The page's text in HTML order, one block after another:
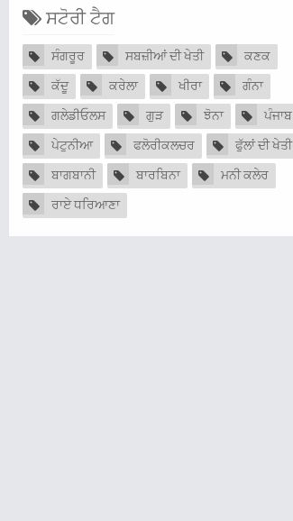
ਸਟੋਰੀ ਟੈਗ
ਸੰਗਰੂਰ ਸਬਜ਼ੀਆਂ ਦੀ ਖੇਤੀ
ਕਣਕ
ਕੱਦੂ
ਕਰੇਲਾ ਖੀਰਾ
ਗੰਨਾ
ਗਲੇਡੀਓਲਸ
ਗੁੜ ਝੋਨਾ
ਪੰਜਾਬ
ਪੇਟੁਨੀਆ
ਫਲੋਰੀਕਲਚਰ
ਫੁੱਲਾਂ ਦੀ ਖੇਤੀ
ਬਾਗਬਾਨੀ
ਬਾਰਬਿਨਾ
ਮਨੀ ਕਲੇਰ
ਰਾਏ ਧਰਿਆਣਾ